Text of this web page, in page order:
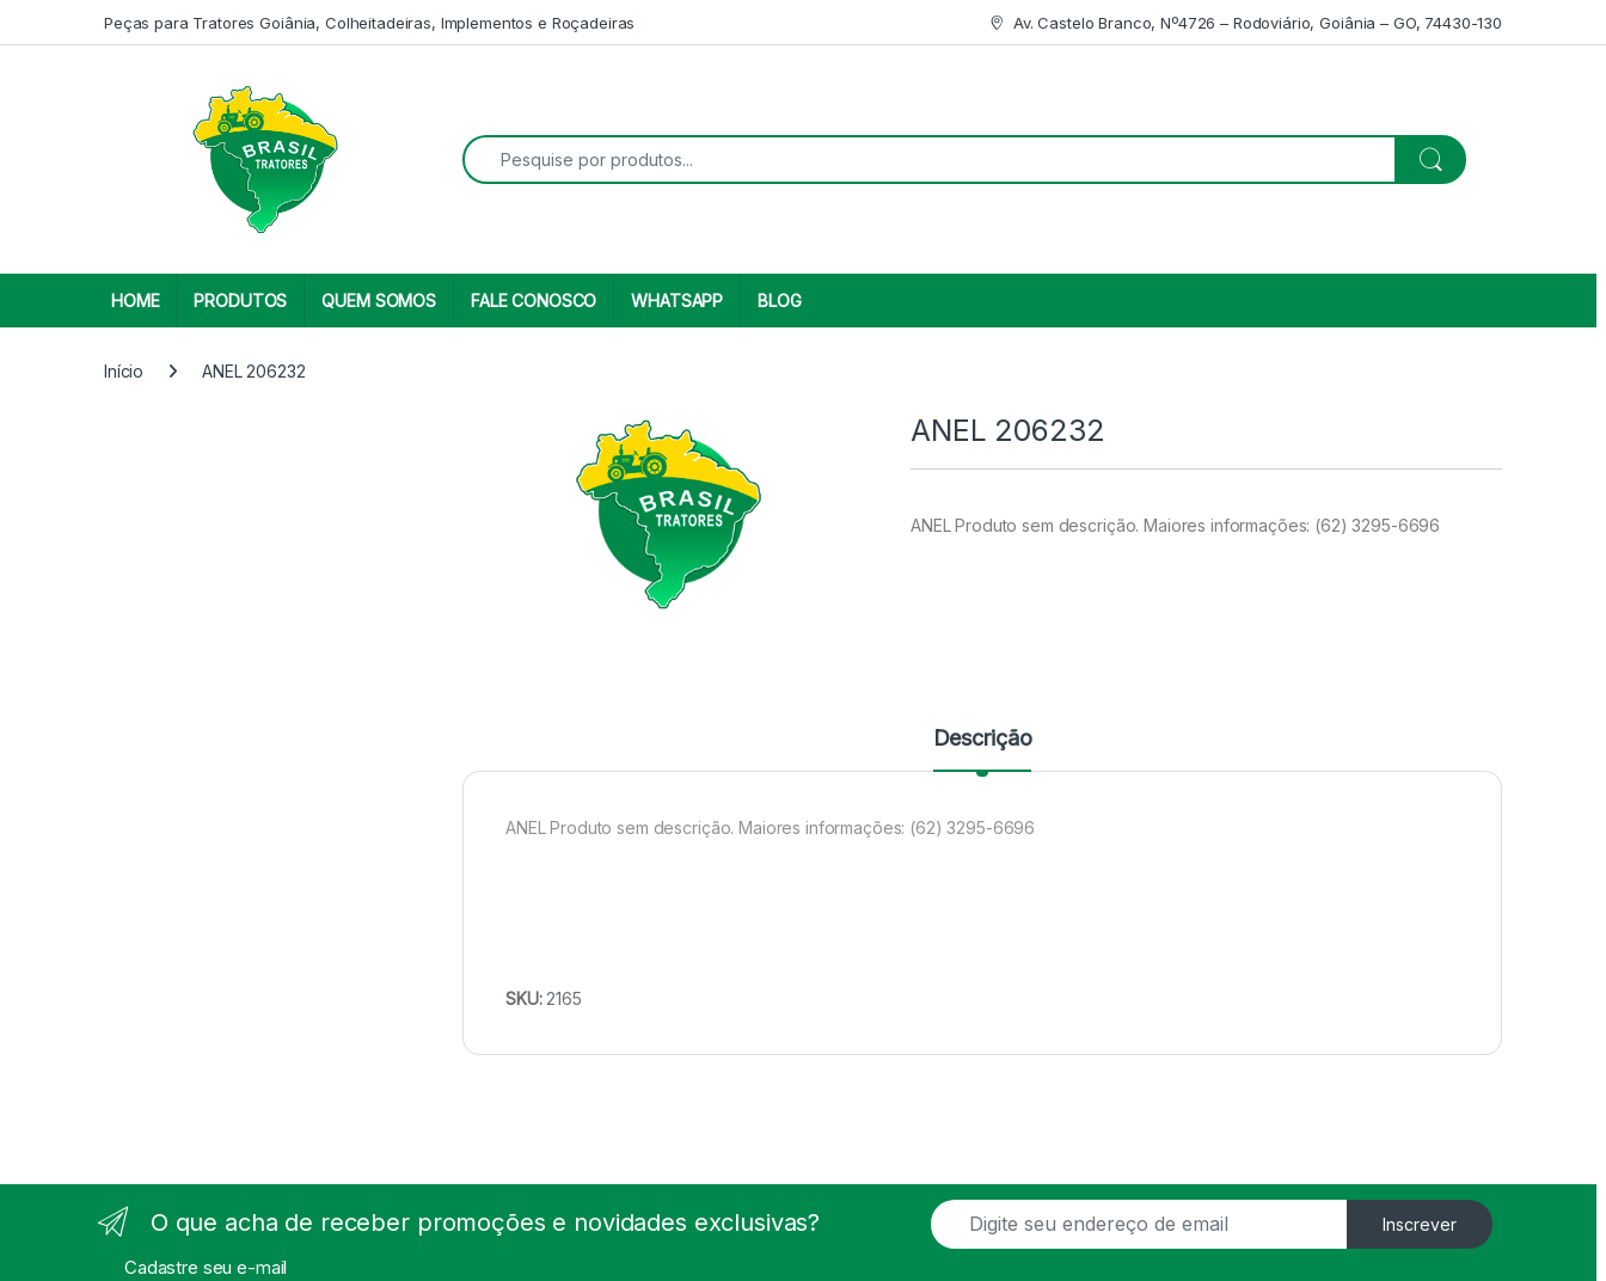
Peças para Tratores Goiânia, Colheitadeiras, Implementos e Roçadeiras Av. Castelo Branco, Nº4726 – Rodoviário, Goiânia – GO, 74430-130
Search for:
HOME PRODUTOS QUEM SOMOS FALE CONOSCO WHATSAPP BLOG
Início ANEL 206232
ANEL 206232
ANEL Produto sem descrição. Maiores informações: (62) 3295-6696
Descrição
ANEL Produto sem descrição. Maiores informações: (62) 3295-6696
SKU: 2165
O que acha de receber promoções e novidades exclusivas?
Cadastre seu e-mail
E
m
Inscrever